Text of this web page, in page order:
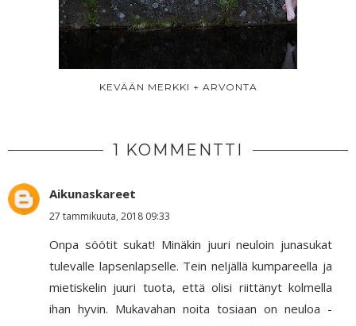
KEVÄÄN MERKKI + ARVONTA
1 KOMMENTTI
Aikunaskareet
27 tammikuuta, 2018 09:33
Onpa söötit sukat! Minäkin juuri neuloin junasukat
tulevalle lapsenlapselle. Tein neljällä kumpareella ja
mietiskelin juuri tuota, että olisi riittänyt kolmella
ihan hyvin. Mukavahan noita tosiaan on neuloa -